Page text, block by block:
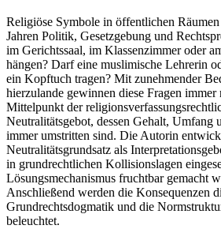
Religiöse Symbole in öffentlichen
Jahren Politik, Gesetzgebung und
im Gerichtssaal, im Klassenzimmer oder
hängen? Darf eine muslimische Lehrerin
ein Kopftuch tragen? Mit zunehmender
hierzulande gewinnen diese Fragen
Mittelpunkt der
Neutralitätsgebot, dessen Gehalt, Umfang
immer umstritten sind. Die Autorin
Neutralitätsgrundsatz als
in grundrechtlichen Kollisionslagen
Lösungsmechanismus fruchtbar gemacht
Anschließend werden die Konsequenzen
Grundrechtsdogmatik und die
beleuchtet.